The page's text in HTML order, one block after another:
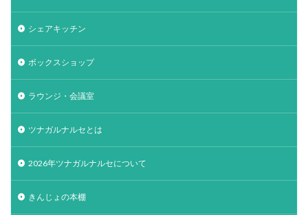
シェアキッチン
ボックスショップ
ラウンジ・会議室
ツナガルナルセとは
2026年ツナガルナルセについて
きんじょの本棚